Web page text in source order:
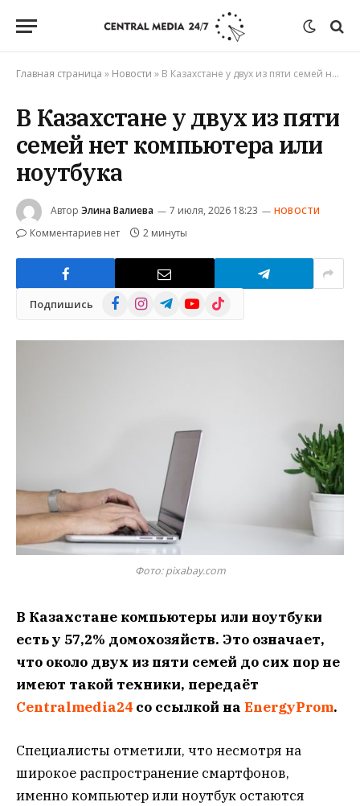
Главная страница » Новости » В Казахстане у двух из пяти семей нет компьютера или ноутбука
В Казахстане у двух из пяти
семей нет компьютера или
ноутбука
Автор Элина Валиева 7 июля, 2026 18:23 НОВОСТИ
Комментариев нет 2 минуты
Подпишись FacebookInstagramTelegramYouTube
TikTok
Фото: pixabay.com
В Казахстане компьютеры или ноутбуки
есть у 57,2% домохозяйств. Это означает,
что около двух из пяти семей до сих пор не
имеют такой техники, передаёт
Centralmedia24 со ссылкой на EnergyProm.
Специалисты отметили, что несмотря на
широкое распространение смартфонов,
именно компьютер или ноутбук остаются